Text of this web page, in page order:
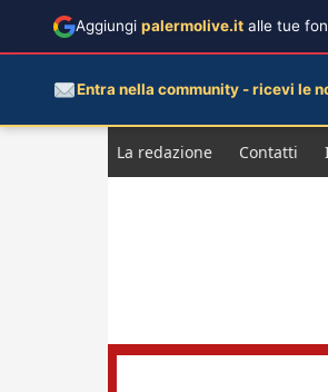
La redazione Contatti
Aggiungi palermolive.it alle tue
Entra nella community - ricevi le